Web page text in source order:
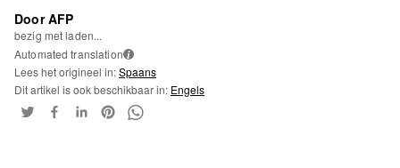
Door AFP
bezig met laden...
Automated translation i
Lees het origineel in:Spaans
Dit artikel is ook beschikbaar in: Engels